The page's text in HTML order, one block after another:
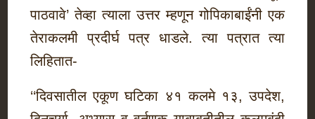
पाठवावे’ तेव्हा त्याला उत्तर म्हणून गोपिकाबाईंनी एक
तेराकलमी प्रदीर्घ पत्र धाडले. त्या पत्रात त्या
लिहितात-
‘‘दिवसातील एकूण घटिका ४१ कलमे १३, उपदेश,